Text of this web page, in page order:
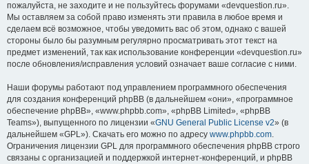
пожалуйста, не заходите и не пользуйтесь форумами «devquestion.ru».
Мы оставляем за собой право изменять эти правила в любое время и
сделаем всё возможное, чтобы уведомить вас об этом, однако с вашей
стороны было бы разумным регулярно просматривать этот текст на
предмет изменений, так как использование конференции «devquestion.ru»
после обновления/исправления условий означает ваше согласие с ними.
Наши форумы работают под управлением программного обеспечения
для создания конференций phpBB (в дальнейшем «они», «программное
обеспечение phpBB», «www.phpbb.com», «phpBB Limited», «phpBB
Teams»), выпущенного по лицензии «GNU General Public License v2» (в
дальнейшем «GPL»). Скачать его можно по адресу www.phpbb.com.
Ограничения лицензии GPL для программного обеспечения phpBB строго
связаны с организацией и поддержкой интернет-конференций, и phpBB